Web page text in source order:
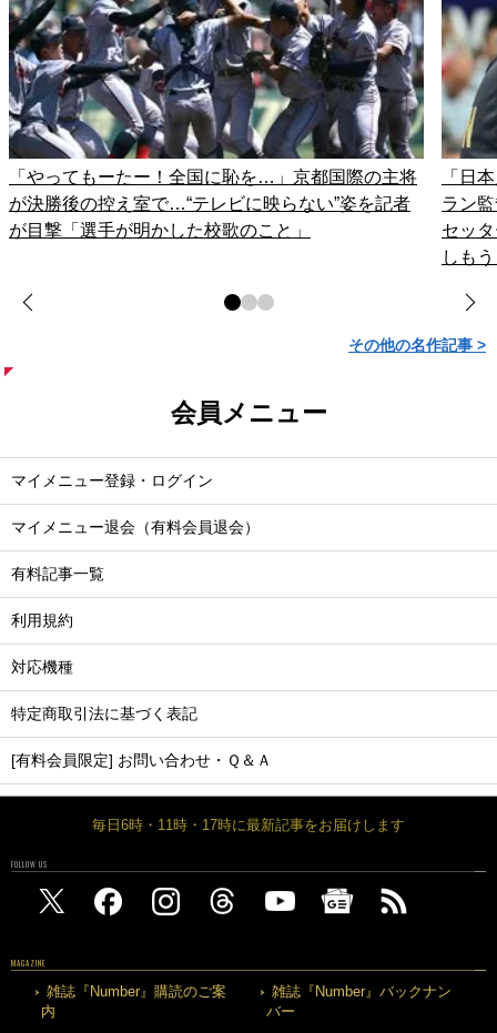
「やってもーたー！全国に恥を…」京都国際の主将
が決勝後の控え室で…“テレビに映らない”姿を記者
が目撃「選手が明かした校歌のこと」
「日
ラン
セッ
しも
その他の名作記事 >
会員メニュー
マイメニュー登録・ログイン
マイメニュー退会（有料会員退会）
有料記事一覧
利用規約
対応機種
特定商取引法に基づく表記
[有料会員限定] お問い合わせ・Ｑ＆Ａ
毎日6時・11時・17時に最新記事をお届けします
FOLLOW US
MAGAZINE
雑誌『Number』購読のご案
内
雑誌『Number』バックナン
バー